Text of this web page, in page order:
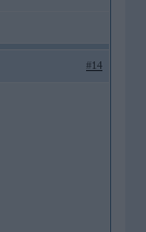
#14